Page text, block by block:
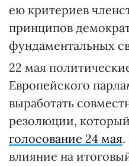
ею критериев
принципов
фундаментальных
22 мая
Европейского
выработать
резолюции,
голосование 24 мая.
влияние на